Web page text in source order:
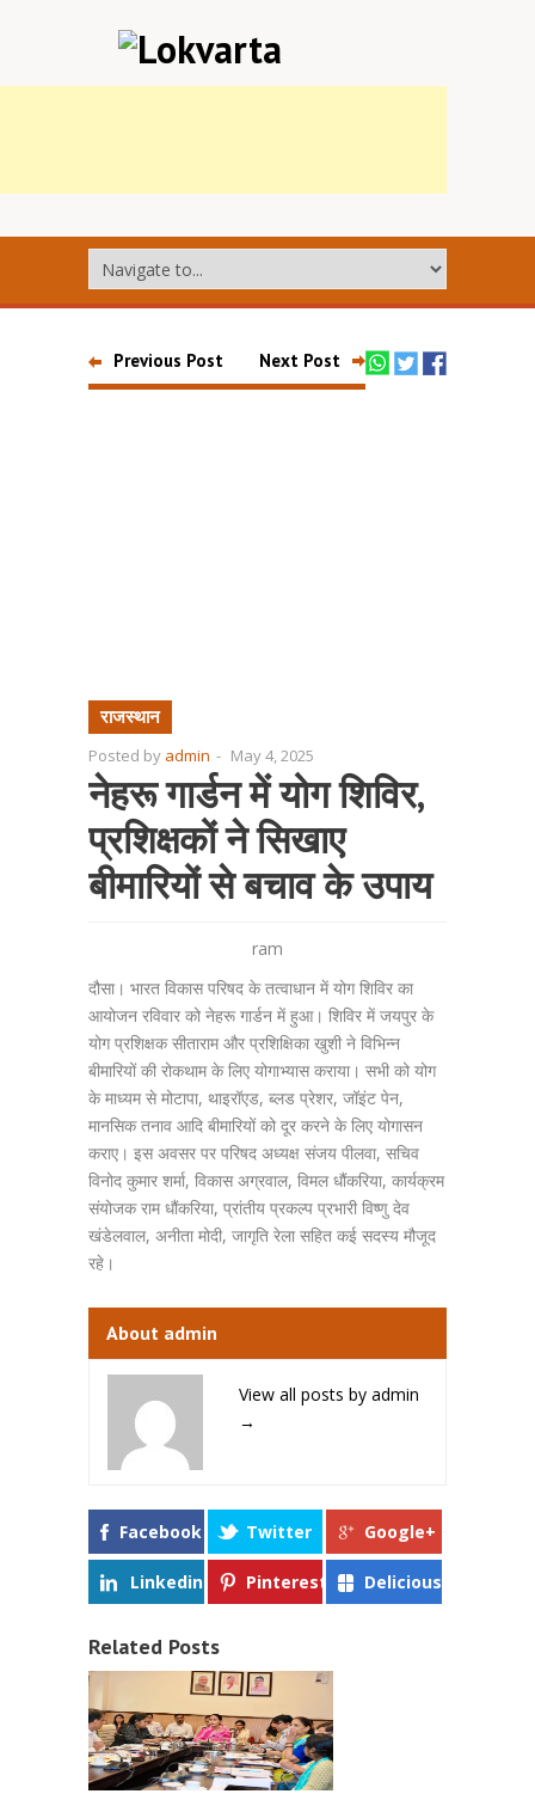
Previous Post Next Post
राजस्थान
Posted by admin - May 4, 2025
नेहरू गार्डन में योग शिविर,
प्रशिक्षकों ने सिखाए
बीमारियों से बचाव के उपाय
ram
दौसा। भारत विकास परिषद के तत्वाधान में योग शिविर का
आयोजन रविवार को नेहरू गार्डन में हुआ। शिविर में जयपुर के
योग प्रशिक्षक सीताराम और प्रशिक्षिका खुशी ने विभिन्न
बीमारियों की रोकथाम के लिए योगाभ्यास कराया। सभी को योग
के माध्यम से मोटापा, थाइरॉएड, ब्लड प्रेशर, जॉइंट पेन,
मानसिक तनाव आदि बीमारियों को दूर करने के लिए योगासन
कराए। इस अवसर पर परिषद अध्यक्ष संजय पीलवा, सचिव
विनोद कुमार शर्मा, विकास अग्रवाल, विमल धौंकरिया, कार्यक्रम
संयोजक राम धौंकरिया, प्रांतीय प्रकल्प प्रभारी विष्णु देव
खंडेलवाल, अनीता मोदी, जागृति रेला सहित कई सदस्य मौजूद
रहे।
About admin
View all posts by admin
→
Facebook Twitter Google+
Linkedin Pinterest Delicious
Related Posts